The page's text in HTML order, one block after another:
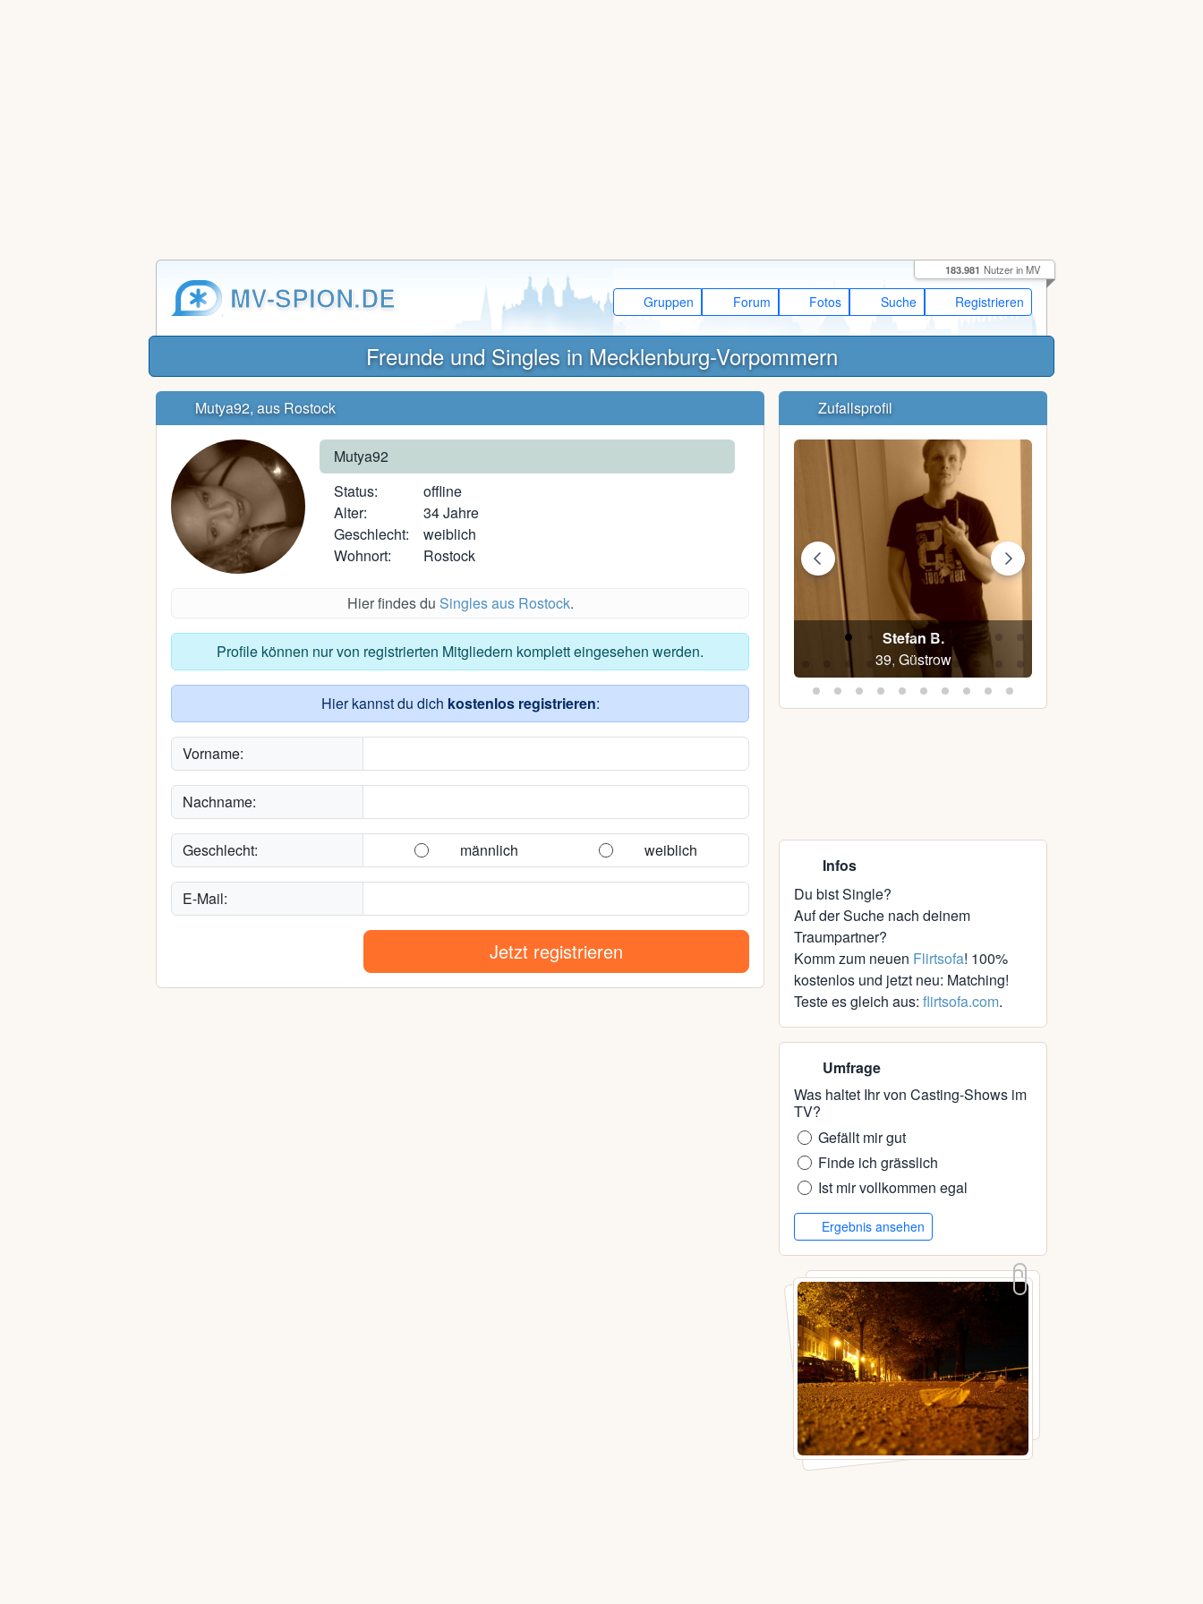
MV-SPION.DE Gruppen Forum Fotos Suche Registrieren
183.981 Nutzer in MV
Freunde und Singles in Mecklenburg-Vorpommern
Mutya92, aus Rostock
Mutya92
Status:
offline
Alter:
34 Jahre
Geschlecht:
weiblich
Wohnort:
Rostock
Hier findes du Singles aus Rostock.
Profile können nur von registrierten Mitgliedern komplett eingesehen werden.
Hier kannst du dich kostenlos registrieren:
Vorname:
Nachname:
Geschlecht: männlich weiblich
E-Mail:
Jetzt registrieren
Zufallsprofil
Stefan B.
39, Güstrow
Hardcorpüppy21
35, Rostock
Infos
Du bist Single?
Auf der Suche nach deinem
Traumpartner?
Komm zum neuen Flirtsofa! 100%
kostenlos und jetzt neu: Matching!
Teste es gleich aus: flirtsofa.com.
Umfrage
Was haltet Ihr von Casting-Shows im
TV?
Gefällt mir gut
Finde ich grässlich
Ist mir vollkommen egal
Ergebnis ansehen